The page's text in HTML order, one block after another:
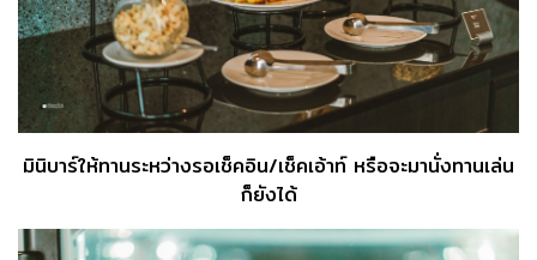
มินิบาร์ให้ทานระหว่างรอเช็คอิน/เช็คเอ้าท์ หรือจะมานั่งทานเล่น
ก็ยังได้